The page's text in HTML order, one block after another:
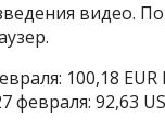
видео.
100,18
февраля: 92,63